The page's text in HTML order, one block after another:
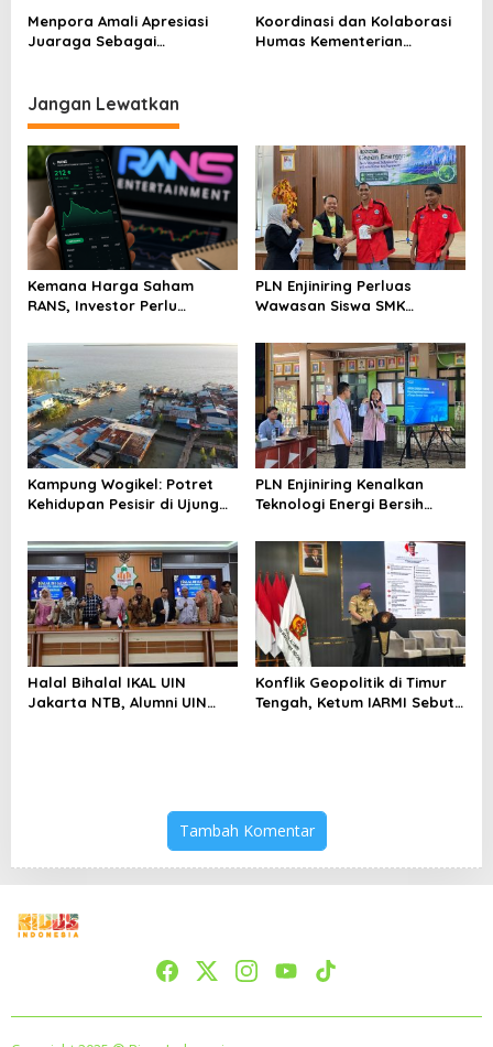
Berjalan dengan Baik
Menpora Amali Apresiasi
Juaraga Sebagai
Dunia U-20
Koordinasi dan Kolaborasi
Humas Kementerian
Jangan Lewatkan
Kemana Harga Saham
RANS, Investor Perlu
Menghindari Spekulasi
Berlebihan
PLN Enjiniring Perluas
Wawasan Siswa SMK
Perubahan Iklim
Kampung Wogikel: Potret
Kehidupan Pesisir di Ujung
Bertahan di Tengah
Keterbatasan
PLN Enjiniring Kenalkan
Teknologi Energi Bersih
Halal Bihalal IKAL UIN
Jakarta NTB, Alumni UIN
Konflik Geopolitik di Timur
Tengah, Ketum IARMI Sebut
Tambah Komentar